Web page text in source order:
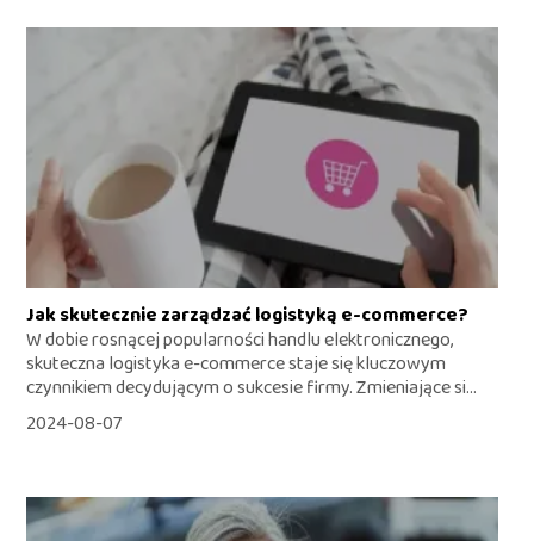
Jak skutecznie zarządzać logistyką e-commerce?
W dobie rosnącej popularności handlu elektronicznego,
skuteczna logistyka e-commerce staje się kluczowym
czynnikiem decydującym o sukcesie firmy. Zmieniające si...
2024-08-07